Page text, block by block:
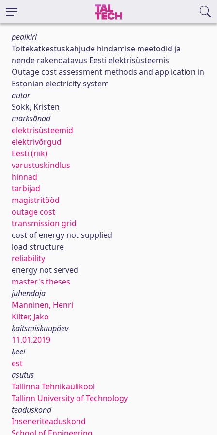
pealkiri
Toitekatkestuskahjude hindamise meetodid ja
nende rakendatavus Eesti elektrisüsteemis
Outage cost assessment methods and application in
Estonian electricity system
autor
Sokk, Kristen
märksõnad
elektrisüsteemid
elektrivõrgud
Eesti (riik)
varustuskindlus
hinnad
tarbijad
magistritööd
outage cost
transmission grid
cost of energy not supplied
load structure
reliability
energy not served
master's theses
juhendaja
Manninen, Henri
Kilter, Jako
kaitsmiskuupäev
11.01.2019
keel
est
asutus
Tallinna Tehnikaülikool
Tallinn University of Technology
teaduskond
Inseneriteaduskond